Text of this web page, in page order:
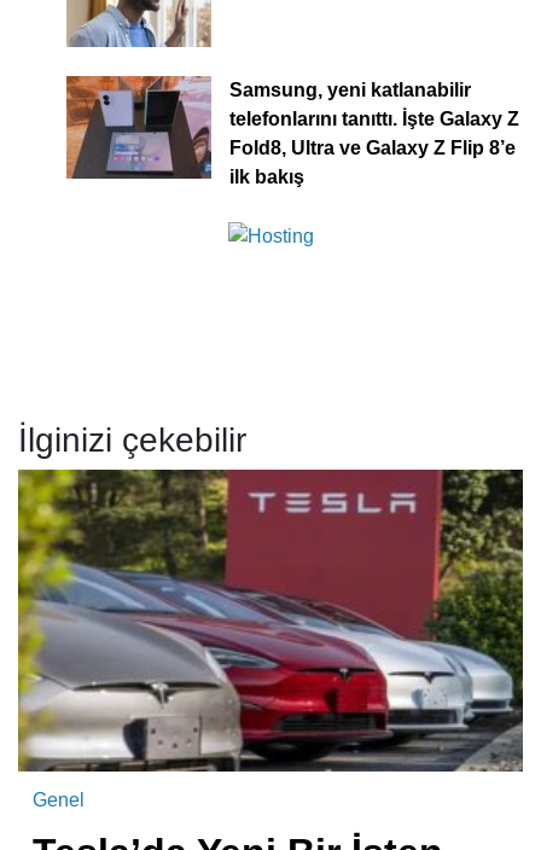
Samsung, yeni katlanabilir
telefonlarını tanıttı. İşte Galaxy Z
Fold8, Ultra ve Galaxy Z Flip 8’e
ilk bakış
İlginizi çekebilir
Genel